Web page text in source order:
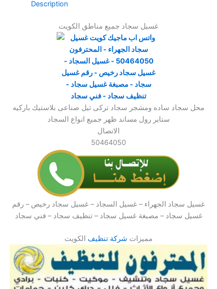
Description
غسيل سجاد جميع مناطق الكويت
محل سجاد ساده ومشجر سجاد تركى ثيل صناعى بلاستيك باركيه
ستاير رول مساند ظهر جميع انواع السجاد
الاتصال
50464050
غسيل سجاد الجهراء – غسيل السجاد – غسيل سجاد رخيص – رقم
غسيل سجاد – مصبغة غسيل سجاد – تنظيف سجاد – فني سجاد
مميزات شركة تنظيف الكويت